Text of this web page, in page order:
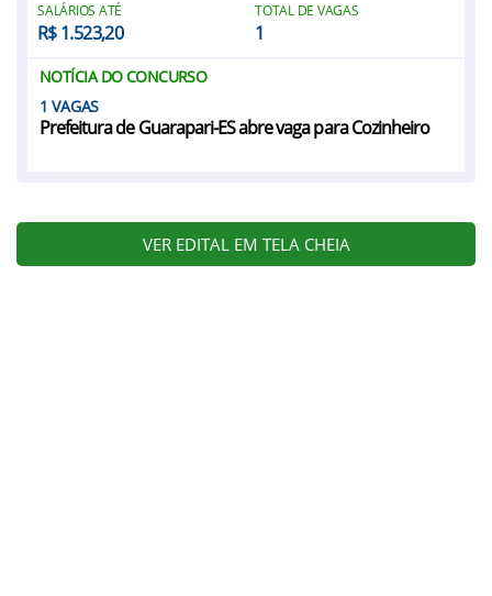
SALÁRIOS ATÉ
R$ 1.523,20
TOTAL DE VAGAS
1
NOTÍCIA DO CONCURSO
1
Prefeitura de Guarapari-ES abre vaga para Cozinheiro
VER EDITAL EM TELA CHEIA